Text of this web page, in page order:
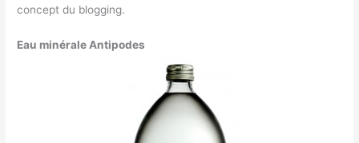
concept du blogging.
Eau minérale Antipodes